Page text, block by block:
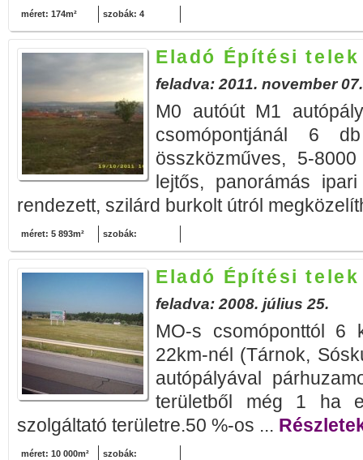
méret: 174m² szobák: 4
Eladó Építési
feladva: 2011. november 07.
M0 autóút M1
csomópontjánál 6
összközműves, 5-
lejtős, panorámás
rendezett, szilárd burkolt útról
méret: 5 893m² szobák:
Eladó Építési
feladva: 2008. július 25.
MO-s csomóponttól 6
22km-nél (Tárnok,
autópályával
területből még 1 ha
szolgáltató területre.50 %-os ...
méret: 10 000m² szobák: